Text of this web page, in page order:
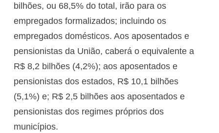
bilhões, ou 68,5% do total, irão para os
empregados formalizados; incluindo os
empregados domésticos. Aos aposentados e
pensionistas da União, caberá o equivalente a
R$ 8,2 bilhões (4,2%); aos aposentados e
pensionistas dos estados, R$ 10,1 bilhões
(5,1%) e; R$ 2,5 bilhões aos aposentados e
pensionistas dos regimes próprios dos
municípios.